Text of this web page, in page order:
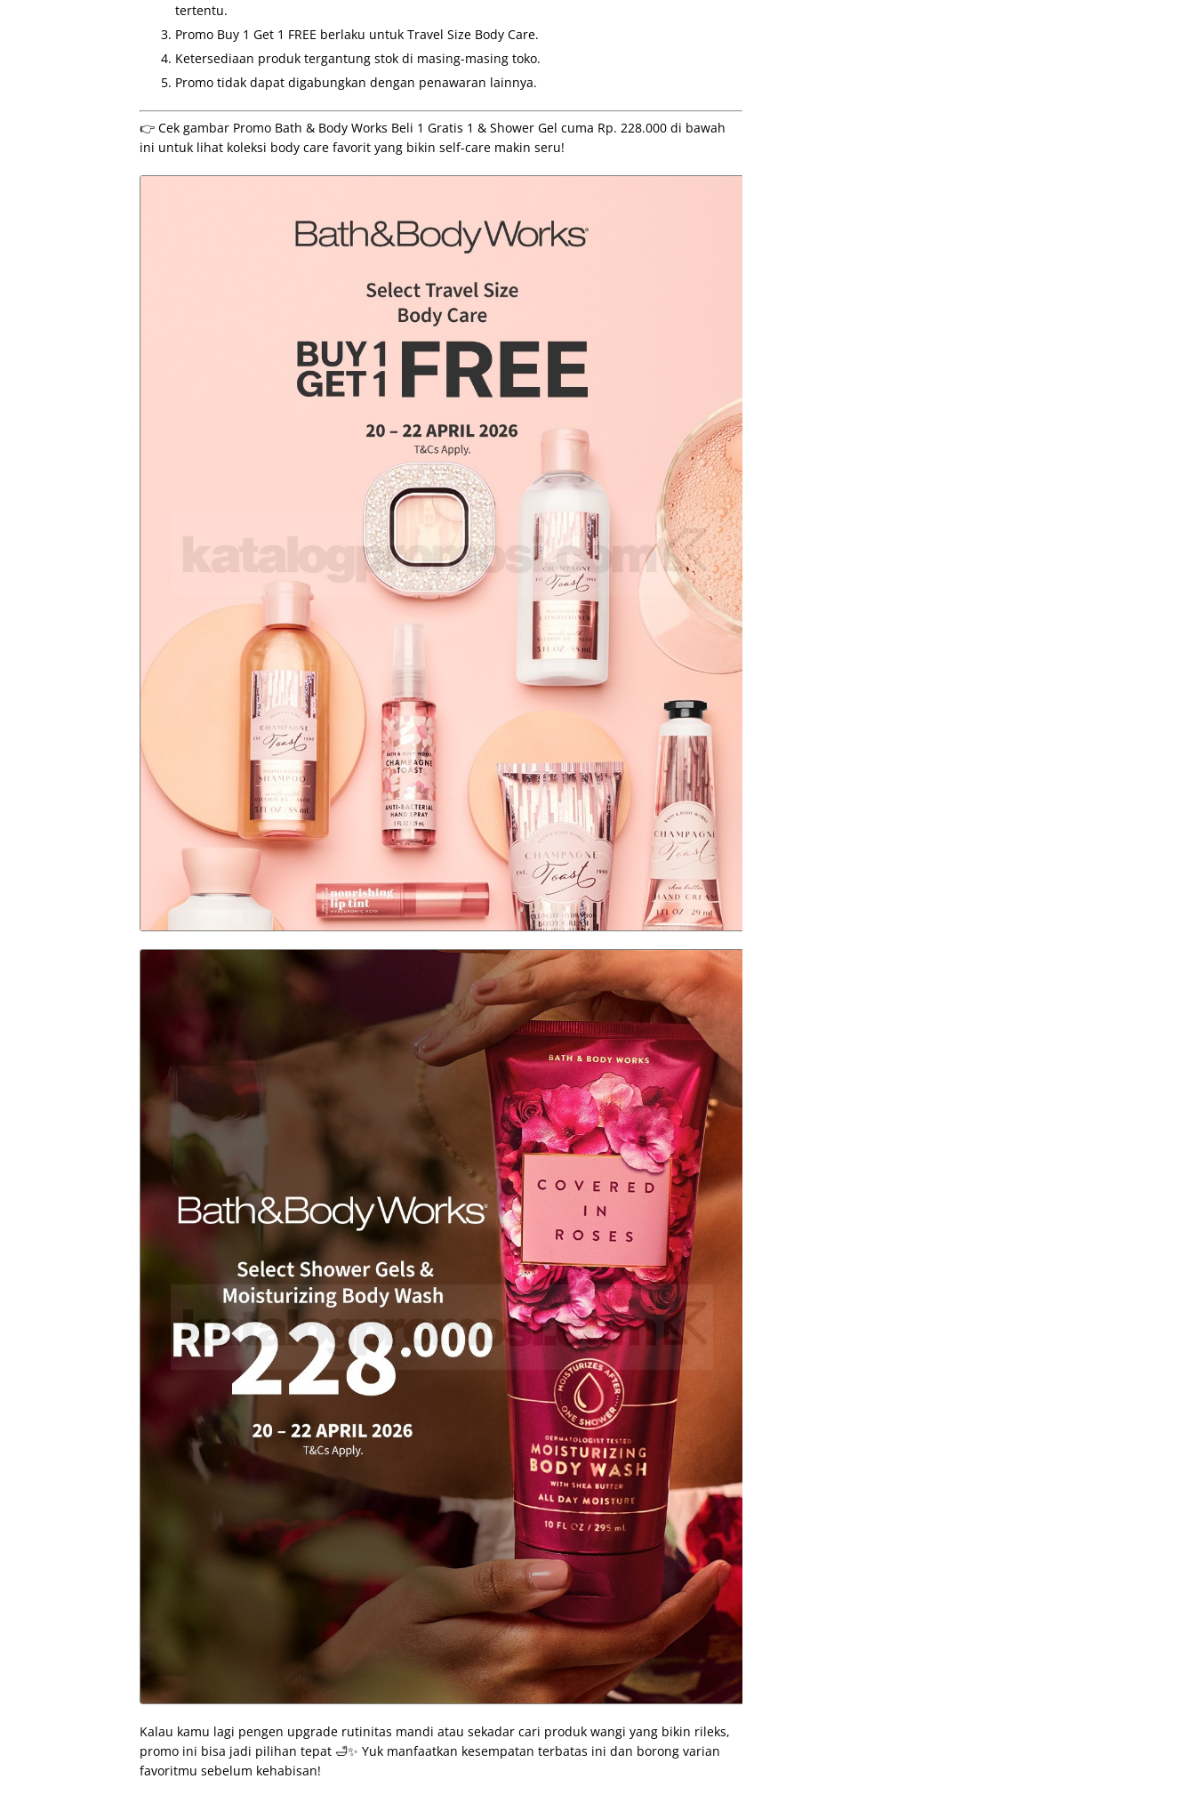
tertentu.
Promo Buy 1 Get 1 FREE berlaku untuk Travel Size Body Care.
Ketersediaan produk tergantung stok di masing-masing toko.
Promo tidak dapat digabungkan dengan penawaran lainnya.
👉 Cek gambar Promo Bath & Body Works Beli 1 Gratis 1 & Shower Gel cuma Rp. 228.000 di bawah
ini untuk lihat koleksi body care favorit yang bikin self-care makin seru!
Kalau kamu lagi pengen upgrade rutinitas mandi atau sekadar cari produk wangi yang bikin rileks,
promo ini bisa jadi pilihan tepat 🛁✨ Yuk manfaatkan kesempatan terbatas ini dan borong varian
favoritmu sebelum kehabisan!